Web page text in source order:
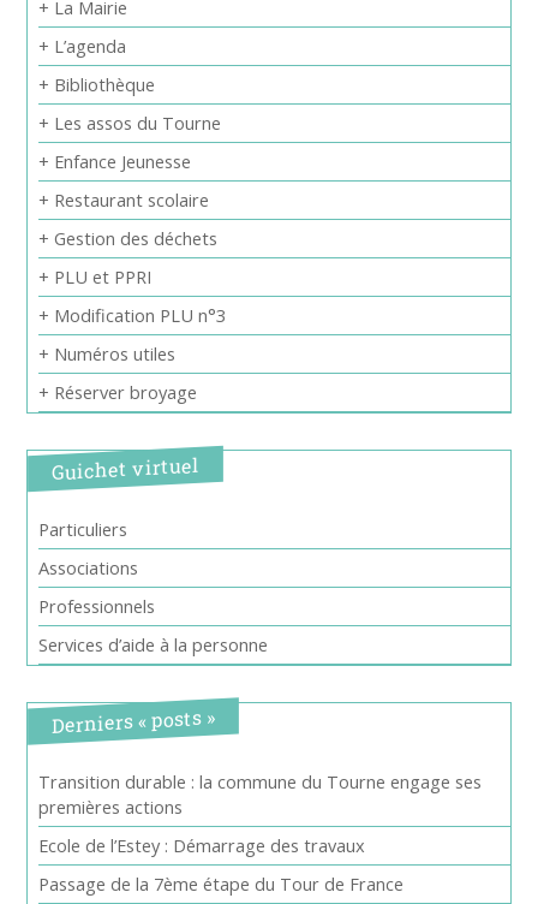
+ La Mairie
+ L’agenda
+ Bibliothèque
+ Les assos du Tourne
+ Enfance Jeunesse
+ Restaurant scolaire
+ Gestion des déchets
+ PLU et PPRI
+ Modification PLU n°3
+ Numéros utiles
+ Réserver broyage
Guichet virtuel
Particuliers
Associations
Professionnels
Services d’aide à la personne
Derniers « posts »
Transition durable : la commune du Tourne engage ses
premières actions
Ecole de l’Estey : Démarrage des travaux
Passage de la 7ème étape du Tour de France